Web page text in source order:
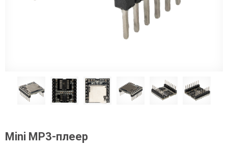
Mini MP3-плеер